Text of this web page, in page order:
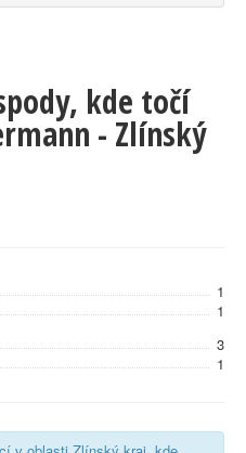
kde točí
- Zlínský
1
1
3
1